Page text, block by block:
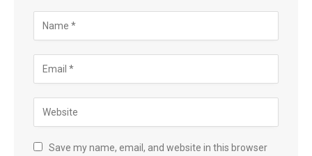
Save my name, email, and website in this browser